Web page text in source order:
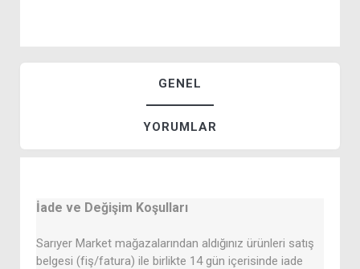
GENEL
YORUMLAR
İade ve Değişim Koşulları
Sarıyer Market mağazalarından aldığınız ürünleri satış
belgesi (fiş/fatura) ile birlikte 14 gün içerisinde iade